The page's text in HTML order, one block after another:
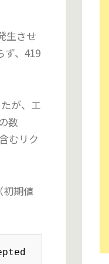
生させ
ず、419
が、エ
数
むリク
期値